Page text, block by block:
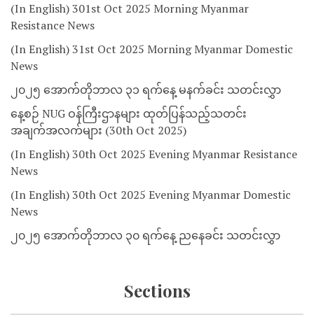
(In English) 301st Oct 2025 Morning Myanmar
Resistance News
(In English) 31st Oct 2025 Morning Myanmar Domestic
News
၂၀၂၅ အောက်တိုဘာလ ၃၁ ရက်နေ့ မနက်ခင်း သတင်းလွှာ
နေ့စဉ် NUG ဝန်ကြီးဌာနများ ထုတ်ပြန်သည့်သတင်း
အချက်အလက်များ (30th Oct 2025)
(In English) 30th Oct 2025 Evening Myanmar Resistance
News
(In English) 30th Oct 2025 Evening Myanmar Domestic
News
၂၀၂၅ အောက်တိုဘာလ ၃၀ ရက်နေ့ ညနေခင်း သတင်းလွှာ
Sections